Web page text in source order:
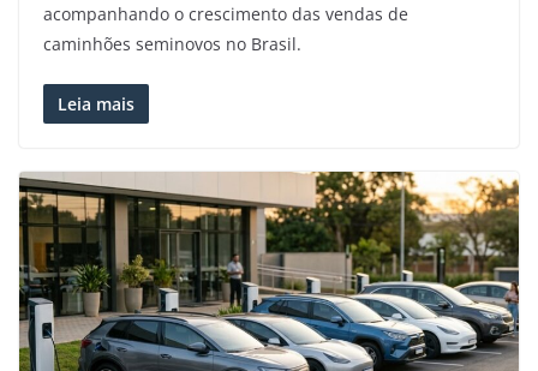
acompanhando o crescimento das vendas de
caminhões seminovos no Brasil.
Leia mais